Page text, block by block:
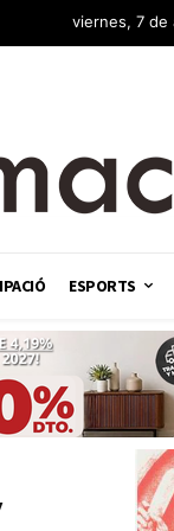
viernes, 7 de
ESPORTS